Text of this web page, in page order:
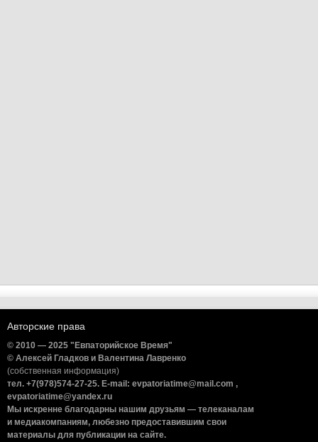
Авторские права
© 2010 — 2025 "Евпаторийское Время"
© Алексей Гладков и Валентина Лавренко
(собственная информация)
тел. +7(978)574-27-25. E-mail: evpatoriatime@mail.com ,
evpatoriatime@yandex.ru
Мы искренне благодарны нашим друзьям — телеканалам
и медиакомпаниям, любезно предоставившим свои
материалы для публикации на сайте.